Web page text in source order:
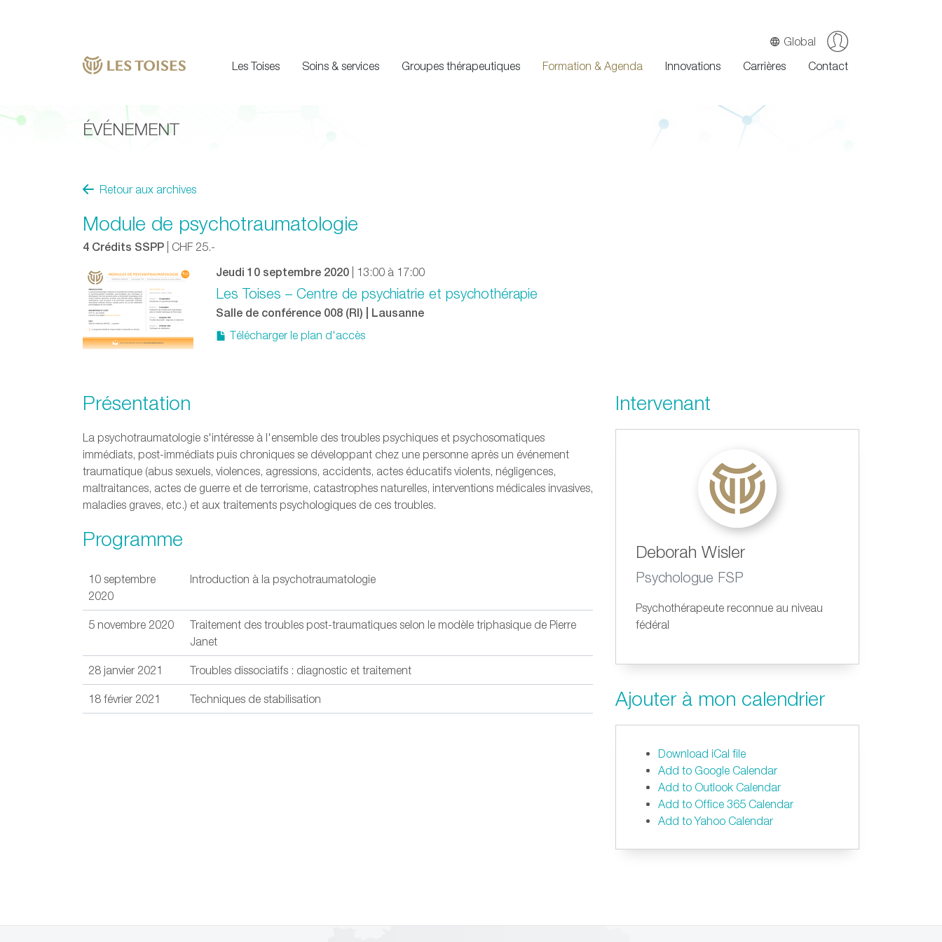
Les Toises Soins & services Groupes thérapeutiques Formation & Agenda Innovations Carrières Contact
Global
ÉVÉNEMENT
Retour aux archives
Module de psychotraumatologie
4 Crédits SSPP | CHF 25.-
Jeudi 10 septembre 2020 | 13:00 à 17:00
Les Toises – Centre de psychiatrie et psychothérapie
Salle de conférence 008 (RI) | Lausanne
Télécharger le plan d'accès
Présentation
La psychotraumatologie s'intéresse à l'ensemble des troubles psychiques et psychosomatiques
immédiats, post-immédiats puis chroniques se développant chez une personne après un événement
traumatique (abus sexuels, violences, agressions, accidents, actes éducatifs violents, négligences,
maltraitances, actes de guerre et de terrorisme, catastrophes naturelles, interventions médicales invasives,
maladies graves, etc.) et aux traitements psychologiques de ces troubles.
Programme
10 septembre
2020
Introduction à la psychotraumatologie
5 novembre 2020
Traitement des troubles post-traumatiques selon le modèle triphasique de Pierre
Janet
28 janvier 2021 Troubles dissociatifs : diagnostic et traitement
18 février 2021 Techniques de stabilisation
Intervenant
Deborah Wisler
Psychologue FSP
Psychothérapeute reconnue au niveau
fédéral
Ajouter à mon calendrier
Download iCal file
Add to Google Calendar
Add to Outlook Calendar
Add to Office 365 Calendar
Add to Yahoo Calendar